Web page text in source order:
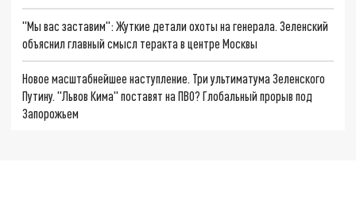
"Мы вас заставим": Жуткие детали охоты на генерала. Зеленский
объяснил главный смысл теракта в центре Москвы
Новое масштабнейшее наступление. Три ультиматума Зеленского
Путину. "Львов Кима" поставят на ПВО? Глобальный прорыв под
Запорожьем